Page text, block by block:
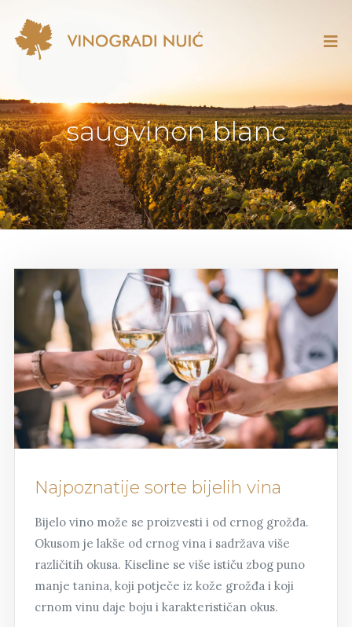
saugvinon blanc
Najpoznatije sorte bijelih vina
Bijelo vino može se proizvesti i od crnog grožđa.
Okusom je lakše od crnog vina i sadržava više
različitih okusa. Kiseline se više ističu zbog puno
manje tanina, koji potječe iz kože grožđa i koji
crnom vinu daje boju i karakterističan okus.